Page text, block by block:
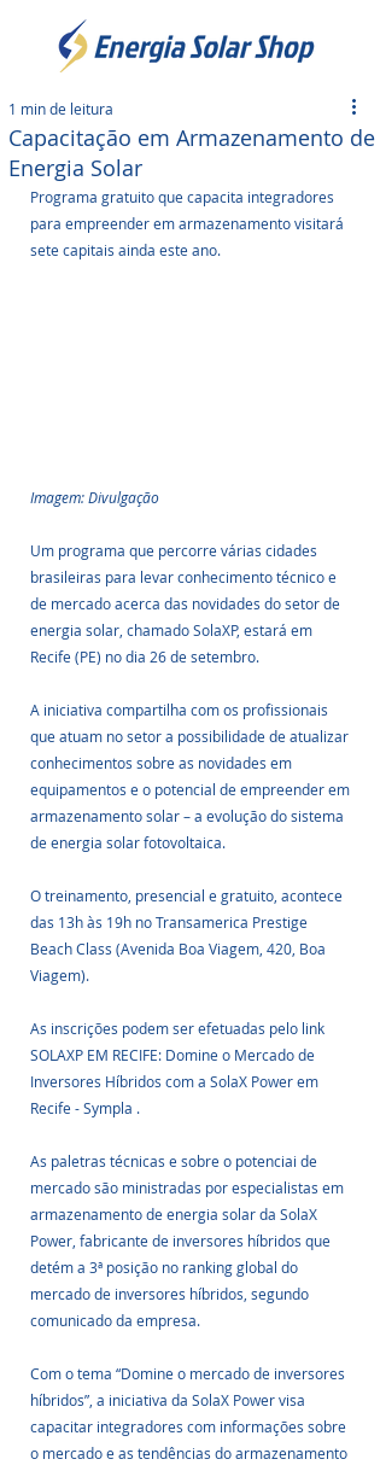
Capacitação em Armazenamento de
Energia Solar
1 min de leitura
Programa gratuito que capacita integradores
para empreender em armazenamento visitará
sete capitais ainda este ano.
Imagem: Divulgação
Um programa que percorre várias cidades
brasileiras para levar conhecimento técnico e
de mercado acerca das novidades do setor de
energia solar, chamado SolaXP, estará em
Recife (PE) no dia 26 de setembro.
A iniciativa compartilha com os profissionais
que atuam no setor a possibilidade de atualizar
conhecimentos sobre as novidades em
equipamentos e o potencial de empreender em
armazenamento solar – a evolução do sistema
de energia solar fotovoltaica.
O treinamento, presencial e gratuito, acontece
das 13h às 19h no Transamerica Prestige
Beach Class (Avenida Boa Viagem, 420, Boa
Viagem).
As inscrições podem ser efetuadas pelo link
SOLAXP EM RECIFE: Domine o Mercado de
Inversores Híbridos com a SolaX Power em
Recife - Sympla .
As paletras técnicas e sobre o potenciai de
mercado são ministradas por especialistas em
armazenamento de energia solar da SolaX
Power, fabricante de inversores híbridos que
detém a 3ª posição no ranking global do
mercado de inversores híbridos, segundo
comunicado da empresa.
Com o tema “Domine o mercado de inversores
híbridos”, a iniciativa da SolaX Power visa
capacitar integradores com informações sobre
o mercado e as tendências do armazenamento